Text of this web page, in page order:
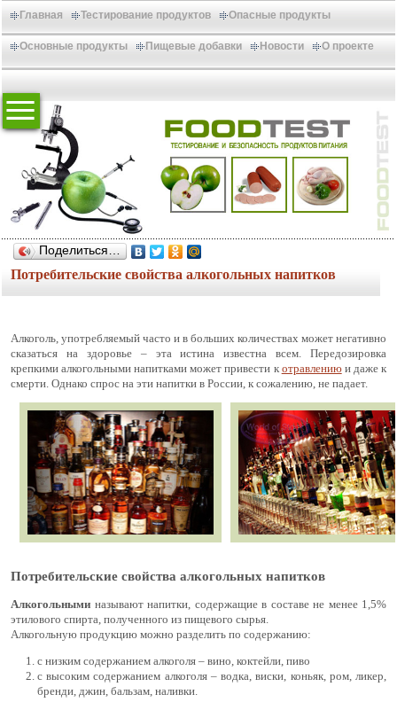
Главная Тестирование продуктов Опасные продукты
Основные продукты Пищевые добавки Новости О проекте
Поделиться…
Потребительские свойства алкогольных напитков
Алкоголь, употребляемый часто и в больших количествах может негативно
сказаться на здоровье – эта истина известна всем. Передозировка
крепкими алкогольными напитками может привести к отравлениюи даже к
смерти. Однако спрос на эти напитки в России, к сожалению, не падает.
Потребительские свойства алкогольных напитков
Алкогольными называют напитки, содержащие в составе не менее 1,5%
этилового спирта, полученного из пищевого сырья.
Алкогольную продукцию можно разделить по содержанию:
с низким содержанием алкоголя – вино, коктейли, пиво
с высоким содержанием алкоголя – водка, виски, коньяк, ром, ликер,
бренди, джин, бальзам, наливки.